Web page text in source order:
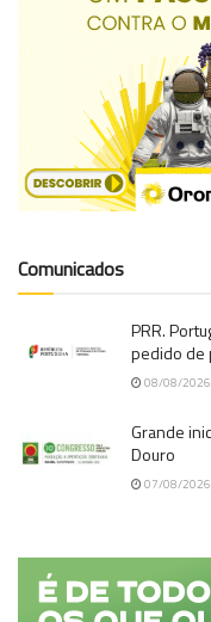
Comunicados
PRR.
pedido de
08/08/2026
Grande
Douro
07/08/2026